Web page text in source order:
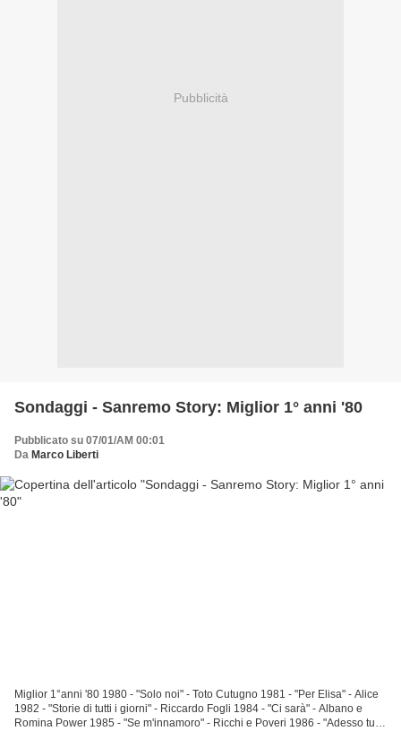
Pubblicità
Sondaggi - Sanremo Story: Miglior 1° anni '80
Pubblicato su 07/01/AM 00:01
Da Marco Liberti
Miglior 1°anni '80 1980 - "Solo noi" - Toto Cutugno 1981 - "Per Elisa" - Alice
1982 - "Storie di tutti i giorni" - Riccardo Fogli 1984 - "Ci sarà" - Albano e
Romina Power 1985 - "Se m'innamoro" - Ricchi e Poveri 1986 - "Adesso tu" -